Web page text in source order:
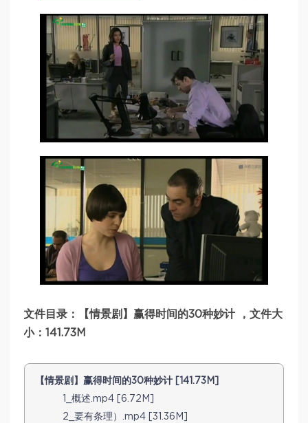
文件目录：【情景剧】赢得时间的30种妙计 ，文件大
小：141.73M
【情景剧】赢得时间的30种妙计 [141.73M]
1_概述.mp4 [6.72M]
2_要有条理）.mp4 [31.36M]